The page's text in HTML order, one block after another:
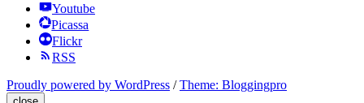
Youtube
Picassa
Flickr
RSS
Proudly powered by WordPress /Theme: Bloggingpro